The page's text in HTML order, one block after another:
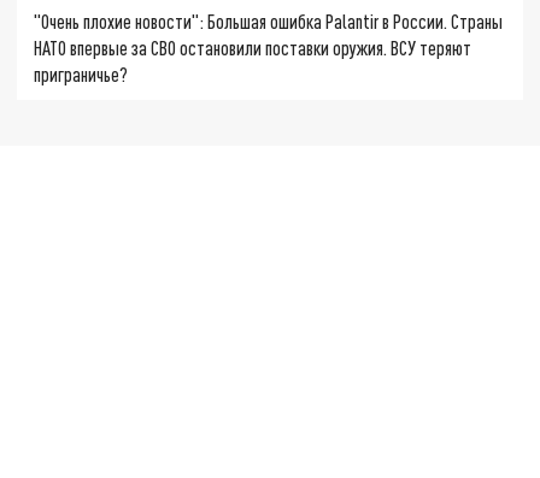
"Очень плохие новости": Большая ошибка Palantir в России. Страны
НАТО впервые за СВО остановили поставки оружия. ВСУ теряют
приграничье?